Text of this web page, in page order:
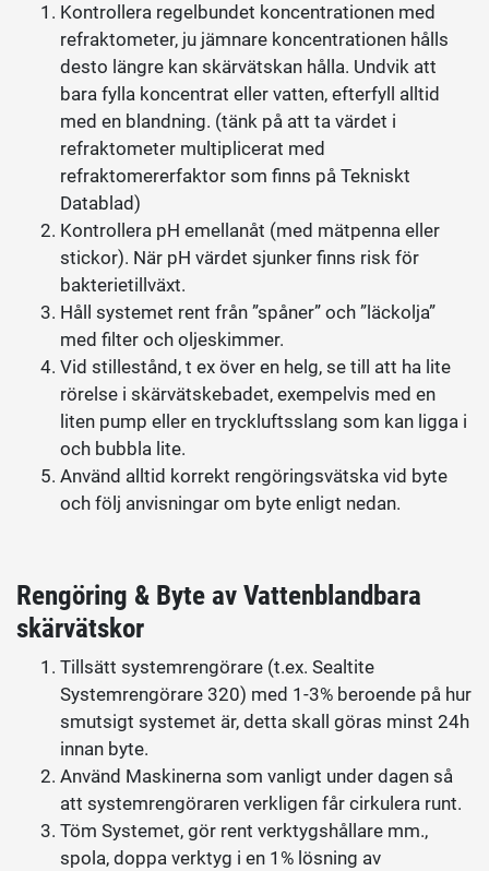
Kontrollera regelbundet koncentrationen med
refraktometer, ju jämnare koncentrationen hålls
desto längre kan skärvätskan hålla. Undvik att
bara fylla koncentrat eller vatten, efterfyll alltid
med en blandning. (tänk på att ta värdet i
refraktometer multiplicerat med
refraktomererfaktor som finns på Tekniskt
Datablad)
Kontrollera pH emellanåt (med mätpenna eller
stickor). När pH värdet sjunker finns risk för
bakterietillväxt.
Håll systemet rent från ”spåner” och ”läckolja”
med filter och oljeskimmer.
Vid stillestånd, t ex över en helg, se till att ha lite
rörelse i skärvätskebadet, exempelvis med en
liten pump eller en tryckluftsslang som kan ligga i
och bubbla lite.
Använd alltid korrekt rengöringsvätska vid byte
och följ anvisningar om byte enligt nedan.
Rengöring & Byte av Vattenblandbara
skärvätskor
Tillsätt systemrengörare (t.ex. Sealtite
Systemrengörare 320) med 1-3% beroende på hur
smutsigt systemet är, detta skall göras minst 24h
innan byte.
Använd Maskinerna som vanligt under dagen så
att systemrengöraren verkligen får cirkulera runt.
Töm Systemet, gör rent verktygshållare mm.,
spola, doppa verktyg i en 1% lösning av